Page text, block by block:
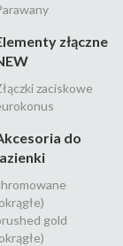
złączne
zaciskowe
do
gold